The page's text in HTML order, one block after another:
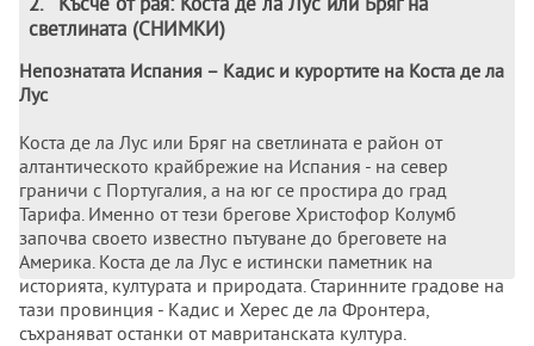
светлината (СНИМКИ)
Непознатата Испания – Кадис и курортите на Коста де ла
Лус
Коста де ла Лус или Бряг на светлината е район от
алтантическото крайбрежие на Испания - на север
граничи с Португалия, а на юг се простира до град
Тарифа. Именно от тези брегове Христофор Колумб
започва своето известно пътуване до бреговете на
Америка. Коста де ла Лус е истински паметник на
историята, културата и природата. Старинните градове на
тази провинция - Кадис и Херес де ла Фронтера,
съхраняват останки от мавританската култура.